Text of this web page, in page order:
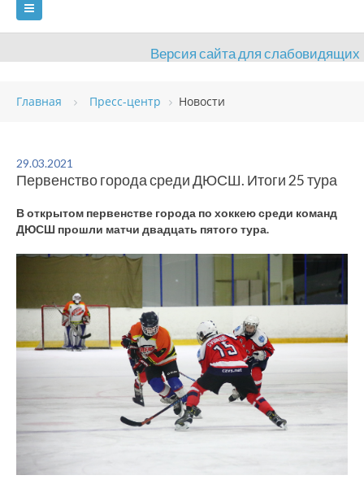
Версия сайта для слабовидящих
ГЛАВНАЯ
ВИДЫ СПОРТА
ОЦЕНКА КАЧЕСТВА ОБРАЗОВАНИЯ ВАКАНСИИ
ПЛАТНЫЕ УСЛУГИ
Главная Пресс-центр Новости
29.03.2021
Первенство города среди ДЮСШ. Итоги 25 тура
В открытом первенстве города по хоккею среди команд
ДЮСШ прошли матчи двадцать пятого тура.